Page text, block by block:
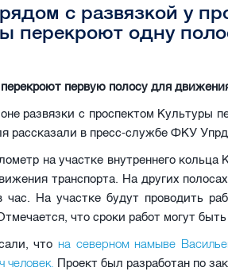
с развязкой у
перекроют одну
первую полосу для
развязки с проспектом Культуры
рассказали в пресс-службе ФКУ
на участке внутреннего
транспорта. На других
час. На участке будут проводить
что сроки работ могут
что на северном намыве
человек. Проект был разработан по